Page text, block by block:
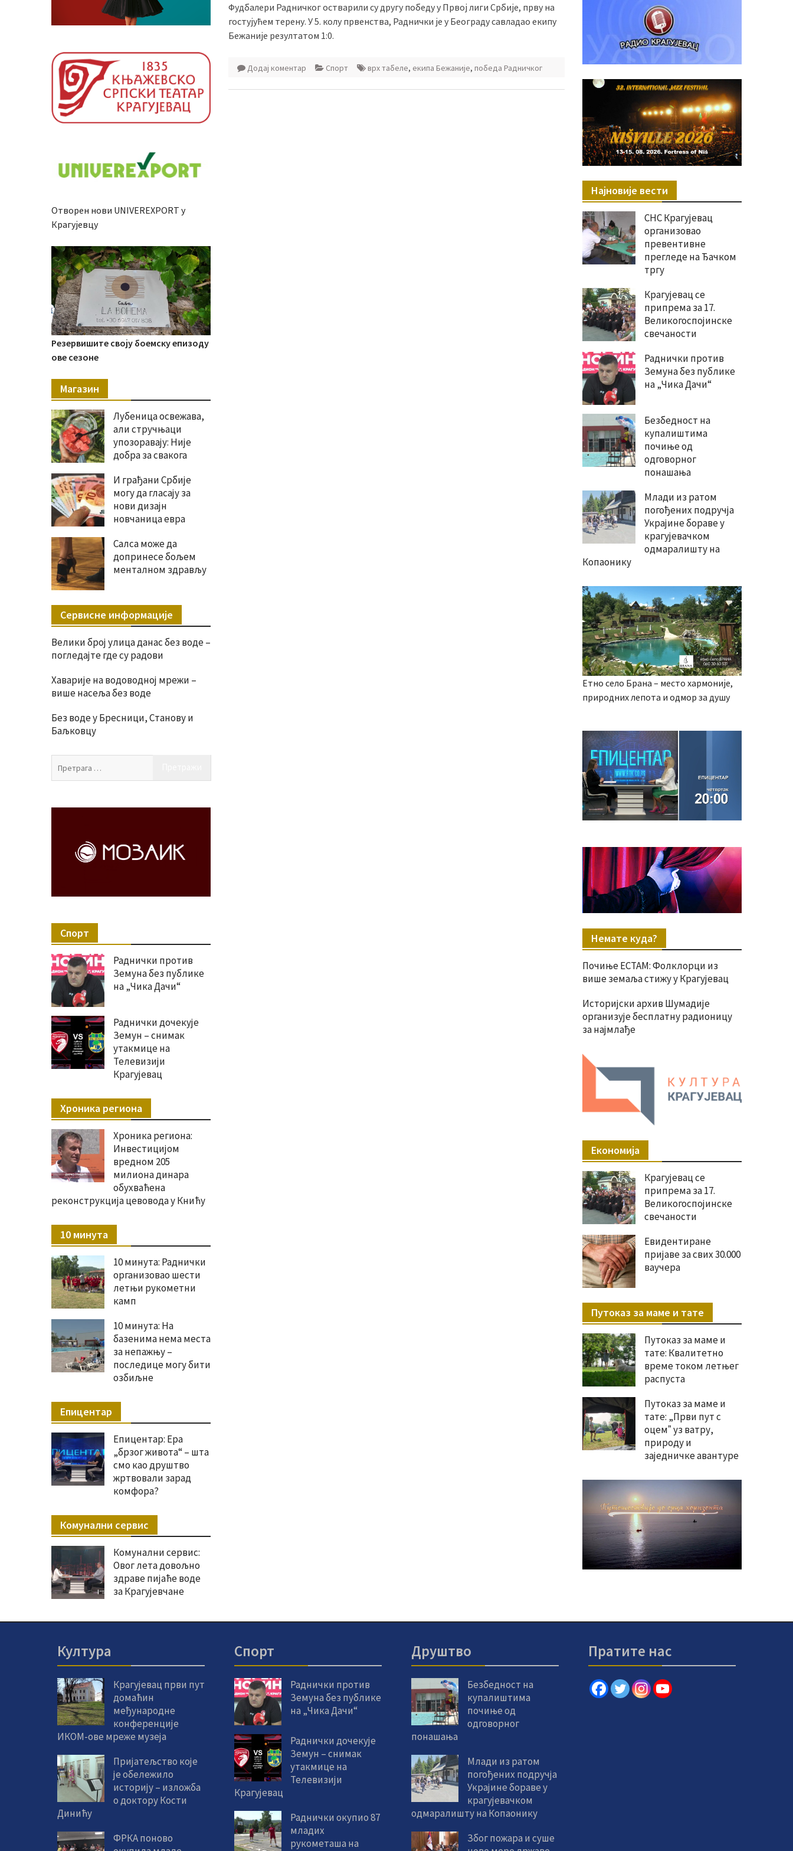
Фудбалери Радничког остварили су другу победу у Првој лиги Србије, прву на
гостујућем терену. У 5. колу првенства, Раднички је у Београду савладао екипу
Бежаније резултатом 1:0.
Додај коментар Спорт врх табеле, екипа Бежаније, победа Радничког
Најновије вести
СНС Крагујевац
организовао
превентивне
прегледе на Ђачком
тргу
Крагујевац се
припрема за 17.
Великогоспојинске
свечаности
Раднички против
Земуна без публике
на „Чика Дачи“
Безбедност на
купалиштима
почиње од
одговорног
понашања
Млади из ратом
погођених подручја
Украјине бораве у
крагујевачком
одмаралишту на
Копаонику
Етно село Брана – место хармоније,
природних лепота и одмор за душу
Немате куда?
Почиње ЕСТАМ: Фолклорци из
више земаља стижу у Крагујевац
Историјски архив Шумадије
организује бесплатну радионицу
за најмлађе
Економија
Крагујевац се
припрема за 17.
Великогоспојинске
свечаности
Евидентиране
пријаве за свих 30.000
ваучера
Путоказ за маме и тате
Путоказ за маме и
тате: Квалитетно
време током летњег
распуста
Путоказ за маме и
тате: „Први пут с
оцемˮ уз ватру,
природу и
заједничке авантуре
Отворен нови UNIVEREXPORT у
Крагујевцу
Резервишите своју боемску епизоду
ове сезоне
Магазин
Лубеница освежава,
али стручњаци
упозоравају: Није
добра за свакога
И грађани Србије
могу да гласају за
нови дизајн
новчаница евра
Салса може да
допринесе бољем
менталном здрављу
Сервисне информације
Велики број улица данас без воде –
погледајте где су радови
Хаварије на водоводној мрежи –
више насеља без воде
Без воде у Бресници, Станову и
Баљковцу
Спорт
Раднички против
Земуна без публике
на „Чика Дачи“
Раднички дочекује
Земун – снимак
утакмице на
Телевизији
Крагујевац
Хроника региона
Хроника региона:
Инвестицијом
вредном 205
милиона динара
обухваћена
реконструкција цевовода у Книћу
10 минута
10 минута: Раднички
организовао шести
летњи рукометни
камп
10 минута: На
базенима нема места
за непажњу –
последице могу бити
озбиљне
Епицентар
Епицентар: Ера
„брзог живота“ – шта
смо као друштво
жртвовали зарад
комфора?
Комунални сервис
Комунални сервис:
Овог лета довољно
здраве пијаће воде
за Крагујевчане
Култура
Крагујевац први пут
домаћин
међународне
конференције
ИКОМ-ове мреже музеја
Пријатељство које
је обележило
историју – изложба
о доктору Кости
Динићу
ФРКА поново
Спорт
Раднички против
Земуна без публике
на „Чика Дачи“
Раднички дочекује
Земун – снимак
утакмице на
Телевизији
Крагујевац
Раднички окупио 87
младих
рукометаша на
Друштво
Безбедност на
купалиштима
почиње од
одговорног
понашања
Млади из ратом
погођених подручја
Украјине бораве у
крагујевачком
одмаралишту на Копаонику
Због пожара и суше
Пратите нас